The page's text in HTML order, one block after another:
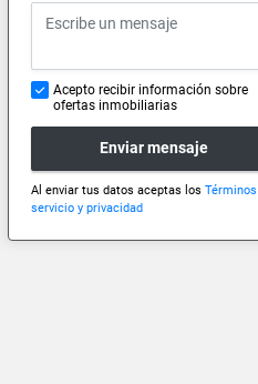
Acepto recibir información sobre
ofertas inmobiliarias
Enviar mensaje
Al enviar tus datos aceptas los
servicio y privacidad